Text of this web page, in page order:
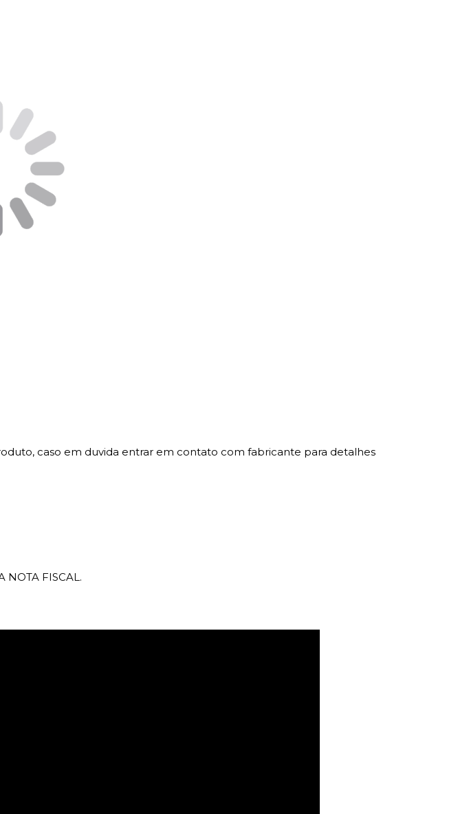
caso em duvida entrar em contato com fabricante para detalhes
NOTA FISCAL.